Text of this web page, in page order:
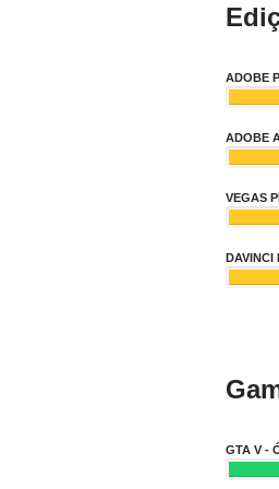
ADOBE
ADOBE
VEGAS
DAVINCI
GTA V -